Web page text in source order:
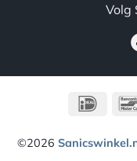
Volg
IDeal
©2026